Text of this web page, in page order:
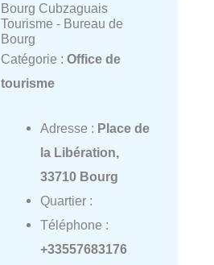
Bourg Cubzaguais
Tourisme - Bureau de
Bourg
Catégorie : Office de
tourisme
Adresse : Place de
la Libération,
33710 Bourg
Quartier :
Téléphone :
+33557683176